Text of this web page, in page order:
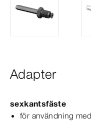
Adapter
sexkantsfäste
för användning